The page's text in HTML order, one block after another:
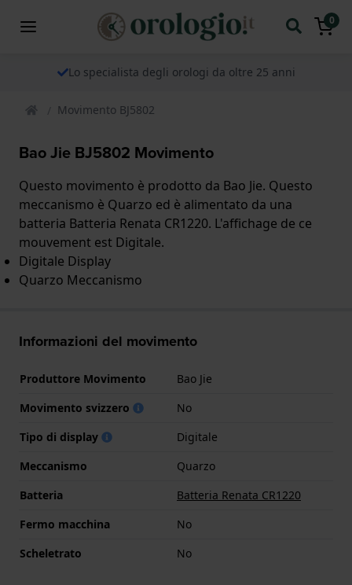
0
Lo specialista degli orologi da oltre 25 anni
Movimento BJ5802
Bao Jie BJ5802 Movimento
Questo movimento è prodotto da Bao Jie. Questo
meccanismo è Quarzo ed è alimentato da una
batteria Batteria Renata CR1220. L'affichage de ce
mouvement est Digitale.
Digitale Display
Quarzo Meccanismo
Informazioni del movimento
Produttore Movimento
Bao Jie
Movimento svizzero
No
Tipo di display
Digitale
Meccanismo
Quarzo
Batteria
Batteria Renata CR1220
Fermo macchina
No
Scheletrato
No